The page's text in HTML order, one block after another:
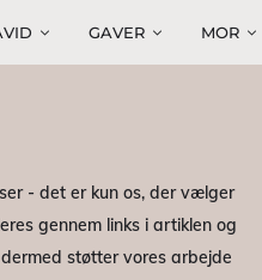
GAVER MOR
- det er kun os, der vælger
gennem links i artiklen og
støtter vores arbejde